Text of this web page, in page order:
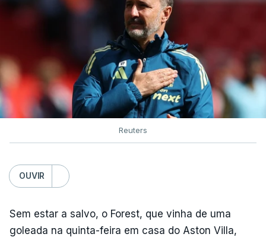
Reuters
OUVIR
Sem estar a salvo, o Forest, que vinha de uma
goleada na quinta-feira em casa do Aston Villa,